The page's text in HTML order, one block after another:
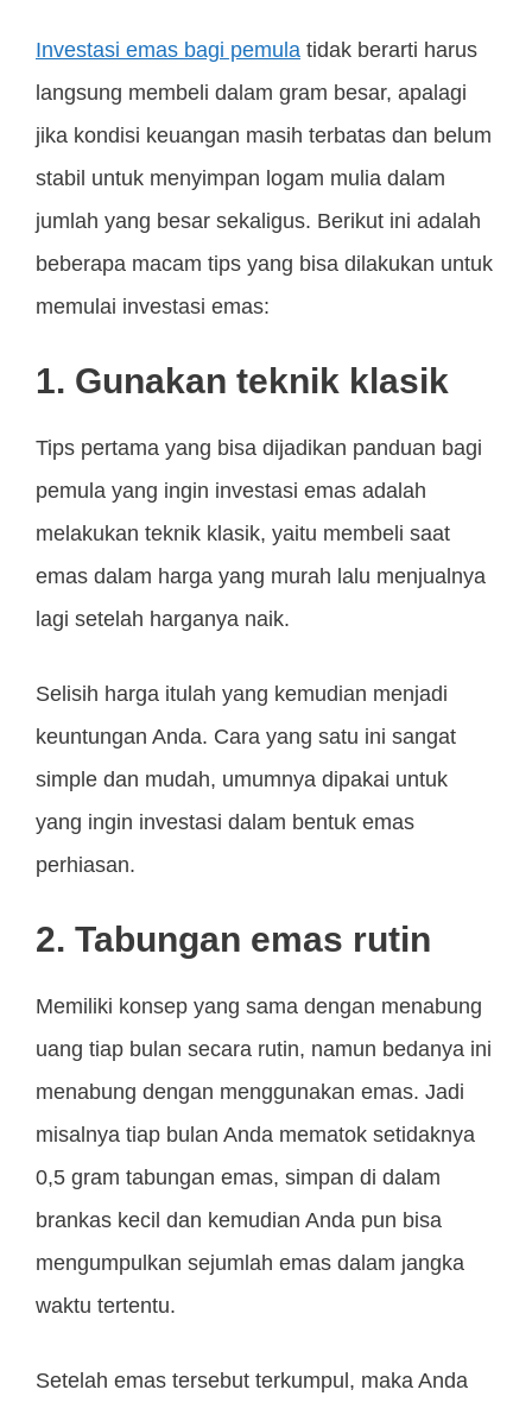
Investasi emas bagi pemula tidak berarti harus
langsung membeli dalam gram besar, apalagi
jika kondisi keuangan masih terbatas dan belum
stabil untuk menyimpan logam mulia dalam
jumlah yang besar sekaligus. Berikut ini adalah
beberapa macam tips yang bisa dilakukan untuk
memulai investasi emas:
1. Gunakan teknik klasik
Tips pertama yang bisa dijadikan panduan bagi
pemula yang ingin investasi emas adalah
melakukan teknik klasik, yaitu membeli saat
emas dalam harga yang murah lalu menjualnya
lagi setelah harganya naik.
Selisih harga itulah yang kemudian menjadi
keuntungan Anda. Cara yang satu ini sangat
simple dan mudah, umumnya dipakai untuk
yang ingin investasi dalam bentuk emas
perhiasan.
2. Tabungan emas rutin
Memiliki konsep yang sama dengan menabung
uang tiap bulan secara rutin, namun bedanya ini
menabung dengan menggunakan emas. Jadi
misalnya tiap bulan Anda mematok setidaknya
0,5 gram tabungan emas, simpan di dalam
brankas kecil dan kemudian Anda pun bisa
mengumpulkan sejumlah emas dalam jangka
waktu tertentu.
Setelah emas tersebut terkumpul, maka Anda